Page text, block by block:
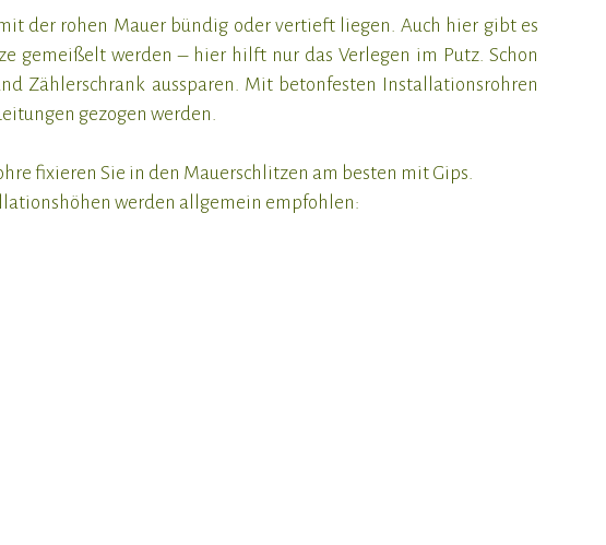
der rohen Mauer bündig oder vertieft liegen. Auch hier gibt es
gemeißelt werden – hier hilft nur das Verlegen im Putz. Schon
Zählerschrank aussparen. Mit betonfesten Installationsrohren
gezogen werden.
fixieren Sie in den Mauerschlitzen am besten mit Gips.
werden allgemein empfohlen: